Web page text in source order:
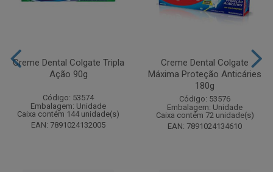
Creme Dental Colgate Tripla
Ação 90g
Código: 53574
Embalagem: Unidade
Caixa contém 144 unidade(s)
EAN: 7891024132005
Creme Dental Colgate
Máxima Proteção Anticáries
180g
Código: 53576
Embalagem: Unidade
Caixa contém 72 unidade(s)
EAN: 7891024134610